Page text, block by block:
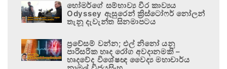
හෝමර්ගේ සම්භාව්‍ය වීර කාව්‍යය
Odyssey ඇසුරෙන් ක්‍රිස්ටෝෆර් නෝලන්
තැනූ දැවැන්ත සිනමාපටය
ප්‍රවේසම් වන්න; එල් නිනෝ යනු
පාරිසරික හෘද රෝග අවදානමකි –
හෘදවේද විශේෂඥ වෛද්‍ය මහාචාර්ය